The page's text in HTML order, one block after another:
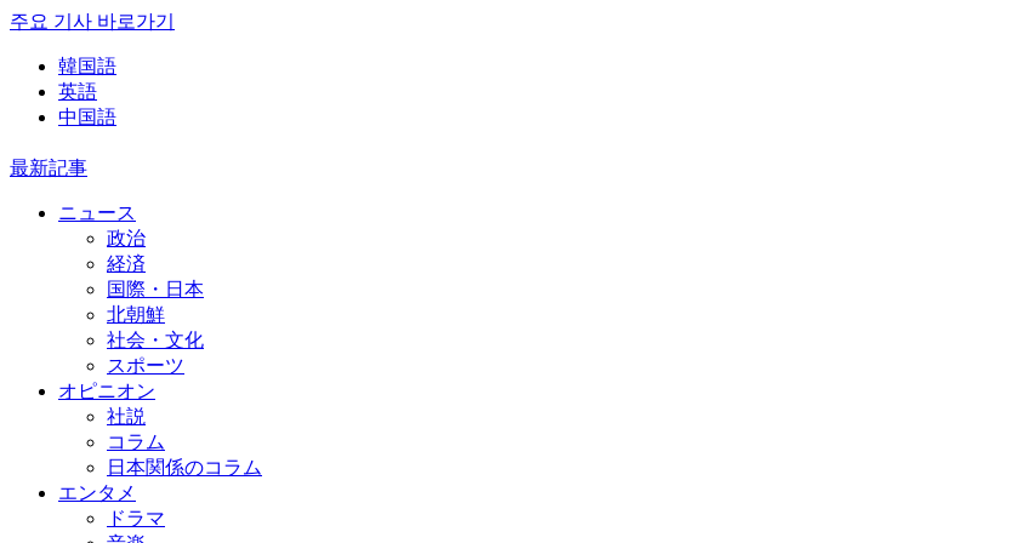
주요 기사 바로가기
韓国語
英語
中国語
最新記事
ニュース
政治
経済
国際・日本
北朝鮮
社会・文化
スポーツ
オピニオン
社説
コラム
日本関係のコラム
エンタメ
ドラマ